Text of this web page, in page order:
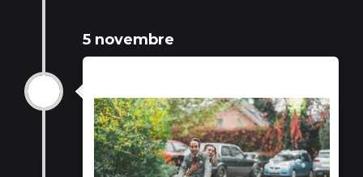
5 novembre